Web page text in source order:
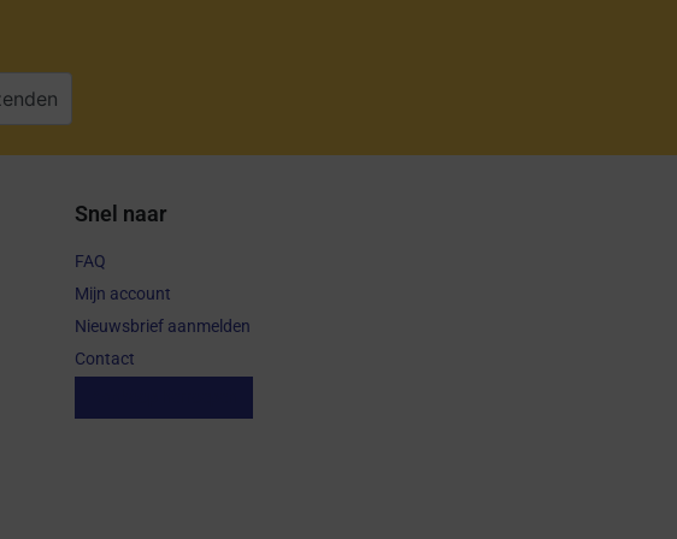
Snel naar
FAQ
Mijn account
Nieuwsbrief aanmelden
Contact